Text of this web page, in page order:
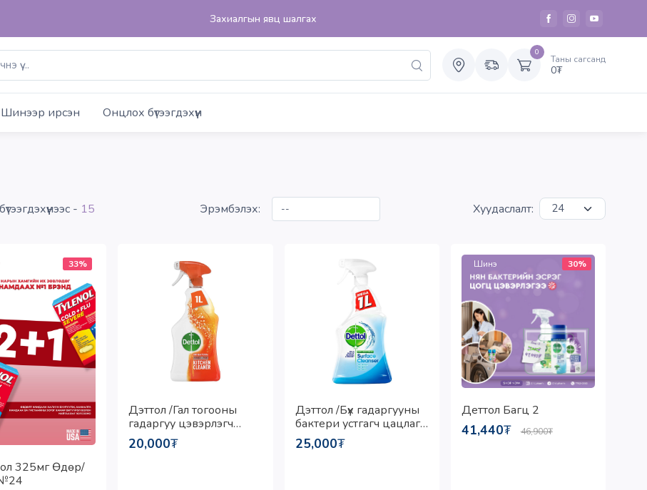
Захиалгын явц шалгах
0
Таны сагсанд
0₮
Шинээр ирсэн Онцлох бүтээгдэхүүн
бүтээгдэхүүнээс - 15 Эрэмбэлэх: Хуудаслалт:
33%
325мг Өдөр/
Дэттол /Гал тогооны
гадаргуу цэвэрлэгч
цацлага хүчтэй & Цэвэр
750мл/
20,000₮
Дэттол /Бүх гадаргууны
бактери устгагч цацлага
1л/
25,000₮
Шинэ 30%
Деттол Багц 2
41,440₮ 46,900₮